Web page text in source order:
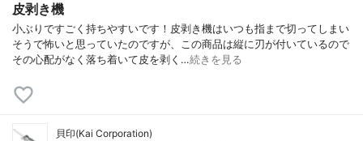
皮剥き機
小ぶりですごく持ちやすいです！皮剥き機はいつも指まで切ってしまい
そうで怖いと思っていたのですが、この商品は縦に刃が付いているので
その心配がなく落ち着いて皮を剥く…続きを見る
貝印(Kai Corporation)